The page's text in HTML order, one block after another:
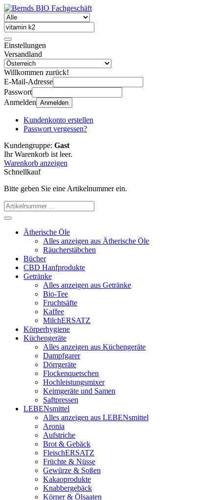
Einstellungen
Versandland
Willkommen zurück!
E-Mail-Adresse
Passwort
Anmelden Anmelden
Kundenkonto erstellen
Passwort vergessen?
Kundengruppe: Gast
Ihr Warenkorb ist leer.
Warenkorb anzeigen
Schnellkauf
Bitte geben Sie eine Artikelnummer ein.
Ätherische Öle
Alles anzeigen aus Ätherische Öle
Räucherstäbchen
Bücher
CBD Hanfprodukte
Getränke
Alles anzeigen aus Getränke
Bio-Tee
Fruchtsäfte
Kaffee
MilchERSATZ
Körperhygiene
Küchengeräte
Alles anzeigen aus Küchengeräte
Dampfgarer
Dörrgeräte
Flockenquetschen
Hochleistungsmixer
Keimgeräte und Samen
Saftpressen
LEBENsmittel
Alles anzeigen aus LEBENsmittel
Aronia
Aufstriche
Brot & Gebäck
FleischERSATZ
Früchte & Nüsse
Gewürze & Soßen
Kakaoprodukte
Knabbergebäck
Körner & Ölsaaten